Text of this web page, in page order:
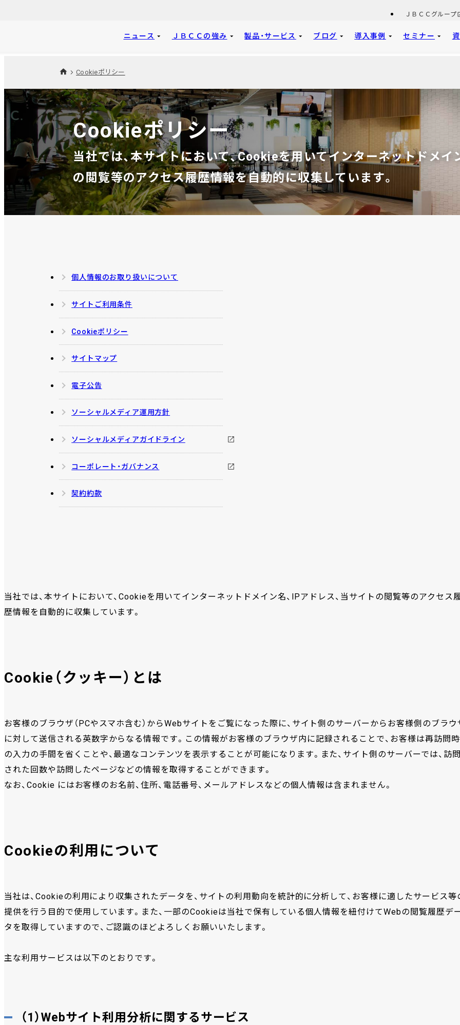
ＪＢＣＣグループ
ニュース ＪＢＣＣの強み 製品・サービス ブログ 導入事例 セミナー
Cookieポリシー
Cookieポリシー
当社では、本サイトにおいて、Cookieを用いてインターネットドメイ
の閲覧等のアクセス履歴情報を自動的に収集しています。
個人情報のお取り扱いについて
サイトご利用条件
Cookieポリシー
サイトマップ
電子公告
ソーシャルメディア運用方針
ソーシャルメディアガイドライン
コーポレート・ガバナンス
契約約款
当社では、本サイトにおいて、Cookieを用いてインターネットドメイン名、IPアドレス、当サイトの閲覧等のアクセス
歴情報を自動的に収集しています。
Cookie（クッキー）とは
お客様のブラウザ（PCやスマホ含む）からWebサイトをご覧になった際に、サイト側のサーバーからお客様側のブラウ
に対して送信される英数字からなる情報です。この情報がお客様のブラウザ内に記録されることで、お客様は再訪問時
の入力の手間を省くことや、最適なコンテンツを表示することが可能になります。また、サイト側のサーバーでは、訪
された回数や訪問したページなどの情報を取得することができます。
なお、Cookie にはお客様のお名前、住所、電話番号、メールアドレスなどの個人情報は含まれません。
Cookieの利用について
当社は、Cookieの利用により収集されたデータを、サイトの利用動向を統計的に分析して、お客様に適したサービス等
提供を行う目的で使用しています。また、一部のCookieは当社で保有している個人情報を紐付けてWebの閲覧履歴デ
タを取得していますので、ご認識のほどよろしくお願いいたします。
主な利用サービスは以下のとおりです。
（1）Webサイト利用分析に関するサービス